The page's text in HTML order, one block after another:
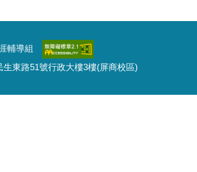
輔導組
東路51號行政大樓3樓(屏商校區)